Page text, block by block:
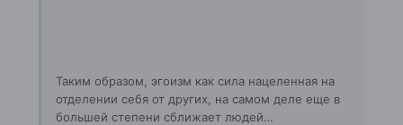
Таким образом, эгоизм как сила нацеленная на
отделении себя от других, на самом деле еще в
большей степени сближает людей…